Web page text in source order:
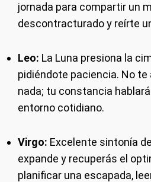
jornada para compartir un
descontracturado y reírte
Leo: La Luna presiona la
pidiéndote paciencia. No
nada; tu constancia
entorno cotidiano.
Virgo: Excelente sintonía
expande y recuperás el
planificar una escapada,